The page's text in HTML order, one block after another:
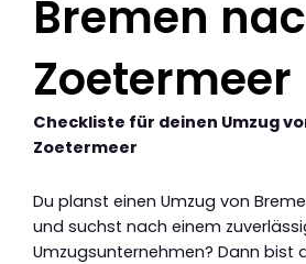
Bremen
Zoetermeer
Checkliste für deinen Umzug
Zoetermeer
Du planst einen Umzug von
und suchst nach einem
Umzugsunternehmen? Dann bist